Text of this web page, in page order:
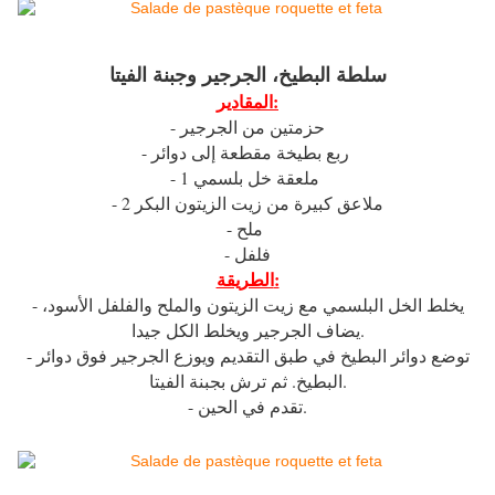
سلطة البطيخ، الجرجير وجبنة الفيتا
المقادير:
- حزمتين من الجرجير
- 2 ملاعق كبيرة من زيت الزيتون البكر
- فلفل
الطريقة:
- يخلط الخل البلسمي مع زيت الزيتون والملح والفلفل الأسود،
يضاف الجرجير ويخلط الكل جيدا.
- توضع دوائر البطيخ في طبق التقديم ويوزع الجرجير فوق دوائر
البطيخ. ثم ترش بجبنة الفيتا.
- تقدم في الحين.